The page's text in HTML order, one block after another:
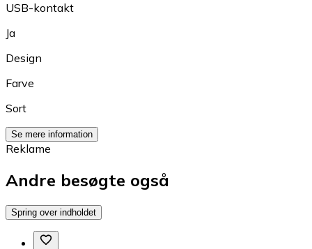
USB-kontakt
Ja
Design
Farve
Sort
Se mere information
Reklame
Andre besøgte også
Spring over indholdet